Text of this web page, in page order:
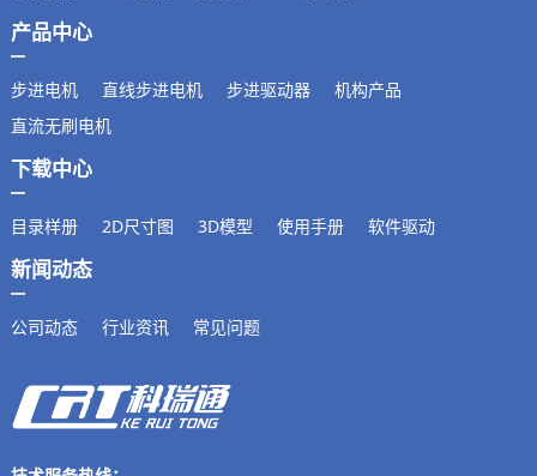
产品中心
步进电机 直线步进电机 步进驱动器
机构产品
直流无刷电机
下载中心
目录样册 2D尺寸图 3D模型 使用手册 软件驱动
新闻动态
公司动态 行业资讯 常见问题